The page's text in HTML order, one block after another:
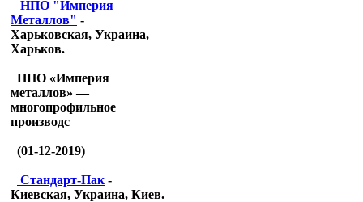
НПО "Империя
Металлов" -
Харьковская, Украина,
Харьков.
НПО «Империя
металлов» —
многопрофильное
производс
(01-12-2019)
Стандарт-Пак -
Киевская, Украина, Киев.